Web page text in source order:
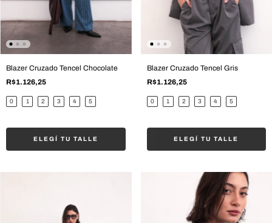
Blazer Cruzado Tencel Chocolate
R$1.126,25
0 1 2 3 4 5
ELEGÍ TU TALLE
Blazer Cruzado Tencel Gris
R$1.126,25
0 1 2 3 4 5
ELEGÍ TU TALLE